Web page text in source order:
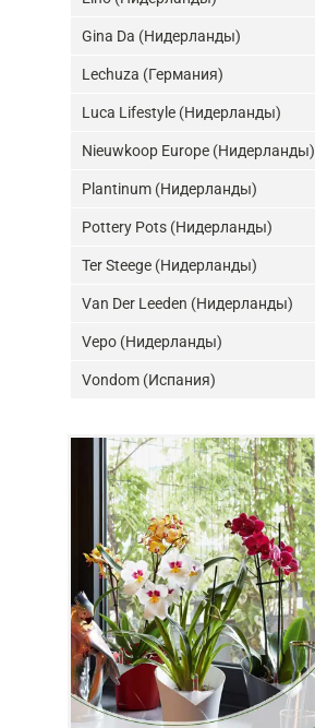
Gina Da (Нидерланды)
Lechuza (Германия)
Luca Lifestyle (Нидерланды)
Nieuwkoop Europe (Нидерланды)
Plantinum (Нидерланды)
Pottery Pots (Нидерланды)
Ter Steege (Нидерланды)
Van Der Leeden (Нидерланды)
Vepo (Нидерланды)
Vondom (Испания)